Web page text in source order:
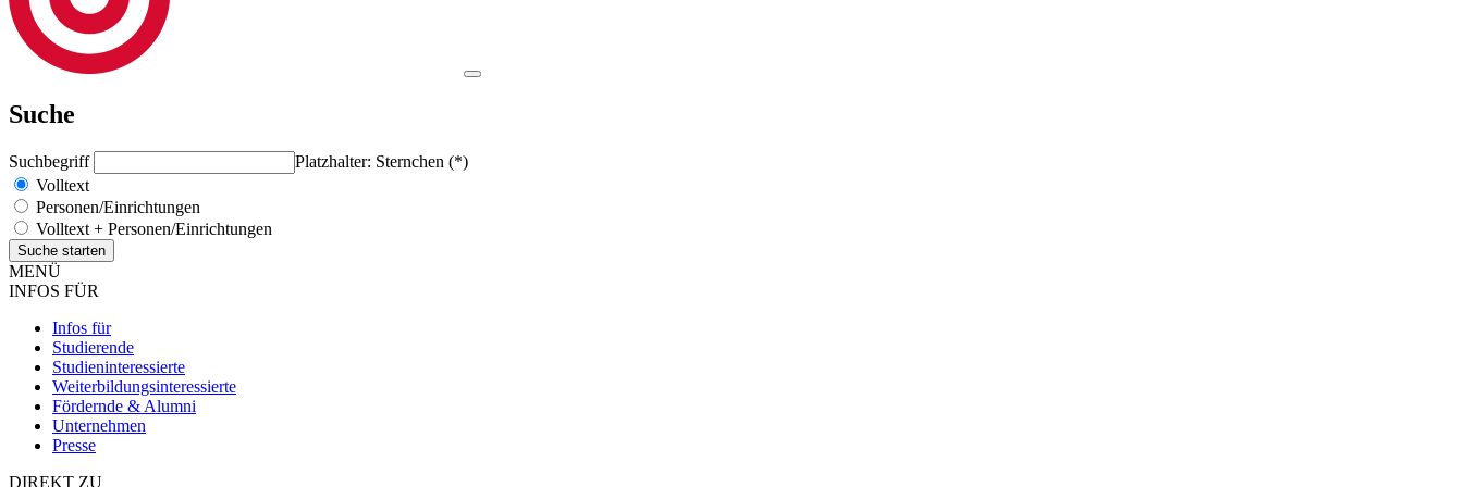
Suche
Suchbegriff
Platzhalter: Sternchen (*)
Volltext
Personen/Einrichtungen
Volltext + Personen/Einrichtungen
MENÜ
INFOS FÜR
Infos für
Studierende
Studieninteressierte
Weiterbildungsinteressierte
Fördernde & Alumni
Unternehmen
Presse
DIREKT ZU